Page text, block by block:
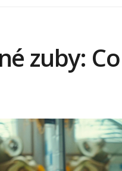
zuby: